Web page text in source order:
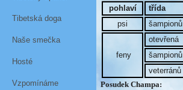
Tibetská doga
Naše smečka
Hosté
Vzpomínáme
pohlaví
třída
psi
šampionů
feny
otevřená
šampionů
veterránů
Posudek Champa: